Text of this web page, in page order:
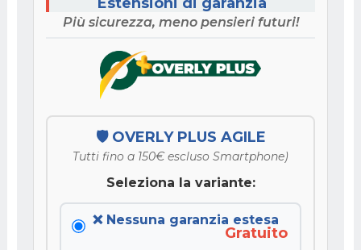
Più sicurezza, meno pensieri futuri!
🛡️ OVERLY PLUS AGILE
Tutti fino a 150€ escluso Smartphone)
Seleziona la variante:
❌ Nessuna garanzia estesa
Gratuito